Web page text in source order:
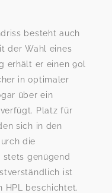
besteht auch
der Wahl eines
erhält er einen 90l
in optimaler
über ein
Platz für
sich in den
die
genügend
ist
HPL beschichtet.